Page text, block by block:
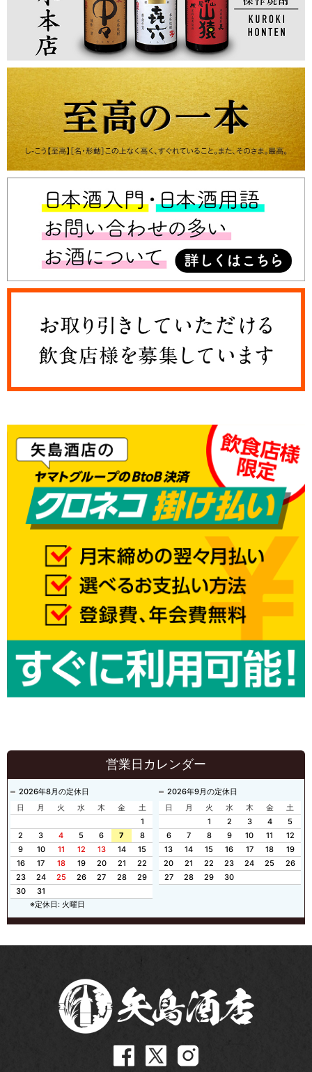
営業日カレンダー
2026年8月の定休日
日
月 火 水 木 金
土
1
2
3 4 5 6 7
8
9
10 11 12 13 14
15
16
17 18 19 20 21
22
23
24 25 26 27 28
29
30
31
2026年9月の定休日
日
月 火 水 木 金
土
1
2 3 4
5
6
7 8 9 10 11
12
13
14 15 16 17 18
19
20
21 22 23 24 25
26
27
28 29 30
※定休日: 火曜日